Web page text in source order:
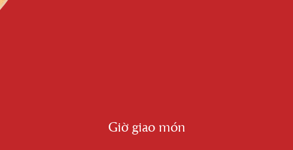
Giờ giao món